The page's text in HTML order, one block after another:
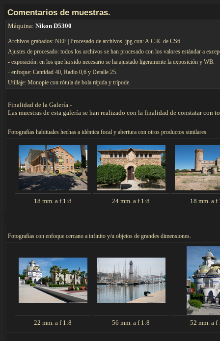
Comentarios de muestras.
Máquina: Nikon D5300
Archivos grabados:.NEF | Procesado de archivos .jpg con: A.C.R. de CS6
Ajustes de procesado: todos los archivos se han procesado con los valores estándar a
- exposición: en los que ha sido necesario se ha ajustado ligeramente la exposición y WB.
- enfoque: Cantidad 40, Radio 0,6 y Detalle 25.
Utillaje: Monopie con rótula de bola rápida y trípode.
Finalidad de la Galería.-
Las muestras de esta galería se han realizado con la finalidad de constatar con
Fotografías habituales hechas a idéntica focal y abertura con otros productos similares.
18 mm. a f 1:8 24 mm. a f 1:8 18 mm. a f
Fotografías con enfoque cercano a infinito y/u objetos de grandes dimensiones.
22 mm. a f 1:8 56 mm. a f 1:8 52 mm. a f